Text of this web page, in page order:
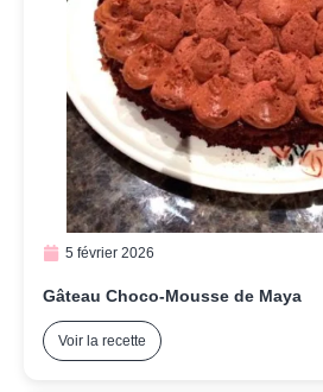
5 février 2026
Gâteau Choco-Mousse de Maya
Voir la recette